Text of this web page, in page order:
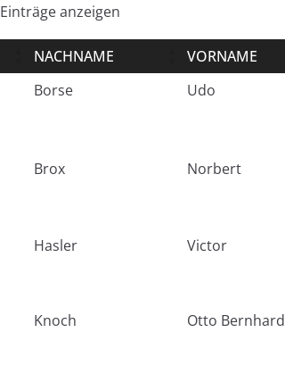
Einträge anzeigen
NACHNAME VORNAME
Borse
Udo
Brox Norbert
Hasler Victor
Knoch Otto Bernhard